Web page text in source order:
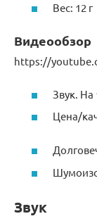
Вес: 12 г
Видеообзор
https://
Звук. На
Цена/
Звук